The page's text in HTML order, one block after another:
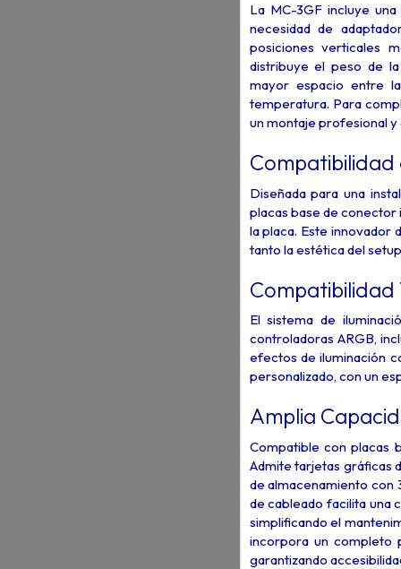
La MC-3GF incluye
necesidad de
posiciones verticales
distribuye el peso de
mayor espacio entre
temperatura. Para
un montaje profesional
Compatibilidad
Diseñada para una
placas base de
la placa. Este innovador
tanto la estética del
Compatibilidad
El sistema de
controladoras ARGB,
efectos de iluminación
personalizado, con un
Amplia
Compatible con placas
Admite tarjetas gráficas
de almacenamiento con
de cableado facilita una
simplificando el
incorpora un completo
garantizando